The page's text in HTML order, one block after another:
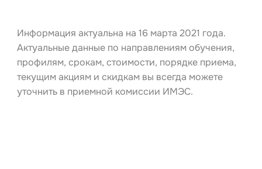
Информация актуальна на 16 марта 2021 года.
Актуальные данные по направлениям обучения,
профилям, срокам, стоимости, порядке приема,
текущим акциям и скидкам вы всегда можете
уточнить в приемной комиссии ИМЭС.